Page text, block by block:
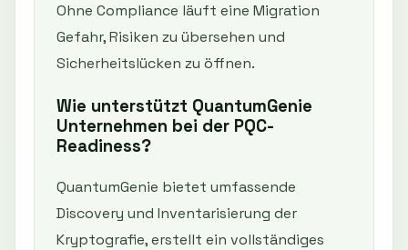
Ohne Compliance läuft eine Migration
Gefahr, Risiken zu übersehen und
Sicherheitslücken zu öffnen.
Wie unterstützt QuantumGenie
Unternehmen bei der PQC-
Readiness?
QuantumGenie bietet umfassende
Discovery und Inventarisierung der
Kryptografie, erstellt ein vollständiges